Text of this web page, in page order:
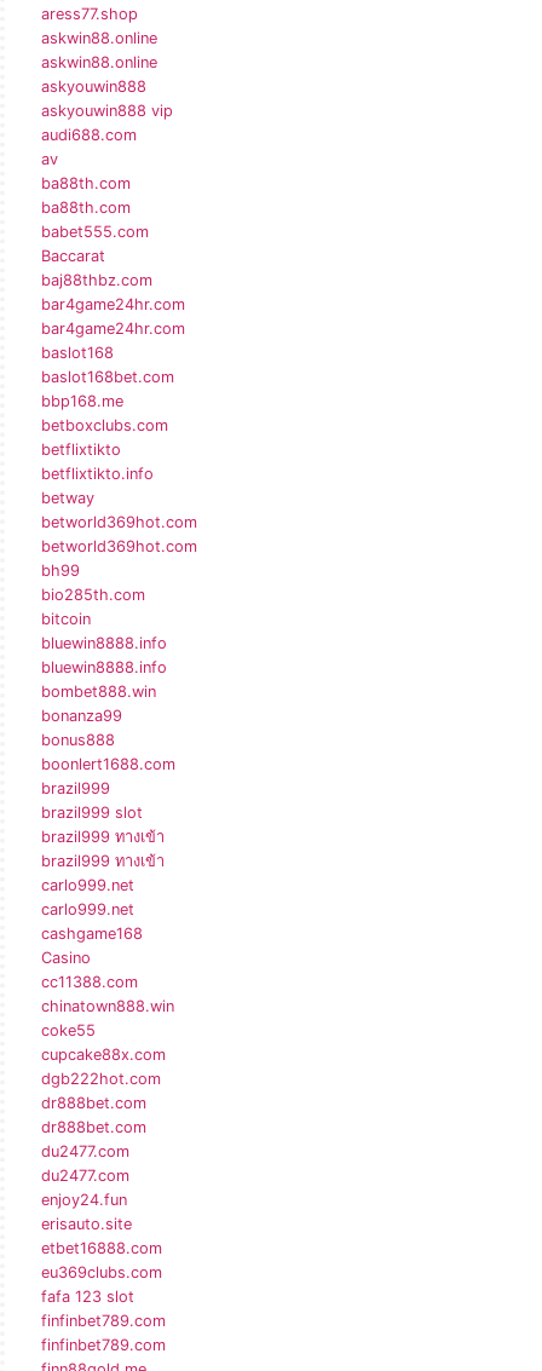
aress77.shop
askwin88.online
askwin88.online
askyouwin888
askyouwin888 vip
audi688.com
av
ba88th.com
ba88th.com
babet555.com
Baccarat
baj88thbz.com
bar4game24hr.com
bar4game24hr.com
baslot168
baslot168bet.com
bbp168.me
betboxclubs.com
betflixtikto
betflixtikto.info
betway
betworld369hot.com
betworld369hot.com
bh99
bio285th.com
bitcoin
bluewin8888.info
bluewin8888.info
bombet888.win
bonanza99
bonus888
boonlert1688.com
brazil999
brazil999 slot
brazil999 ทางเข้า
brazil999 ทางเข้า
carlo999.net
carlo999.net
cashgame168
Casino
cc11388.com
chinatown888.win
coke55
cupcake88x.com
dgb222hot.com
dr888bet.com
dr888bet.com
du2477.com
du2477.com
enjoy24.fun
erisauto.site
etbet16888.com
eu369clubs.com
fafa 123 slot
finfinbet789.com
finfinbet789.com